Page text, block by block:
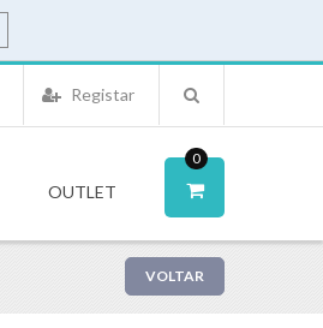
Registar
0
OUTLET
VOLTAR